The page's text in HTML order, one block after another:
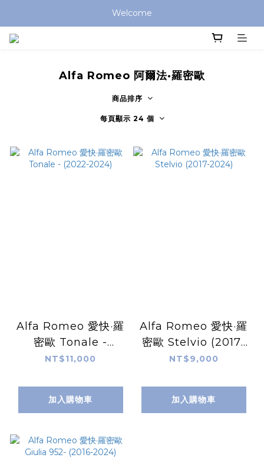
Welcome
Alfa Romeo 阿爾法·羅密歐
商品排序
每頁顯示 24 個
Alfa Romeo 愛快·羅
密歐 Tonale -
(2022-2024)
NT$11,000
加入購物車
Alfa Romeo 愛快·羅
密歐 Stelvio (2017-
2024)
NT$9,000
加入購物車